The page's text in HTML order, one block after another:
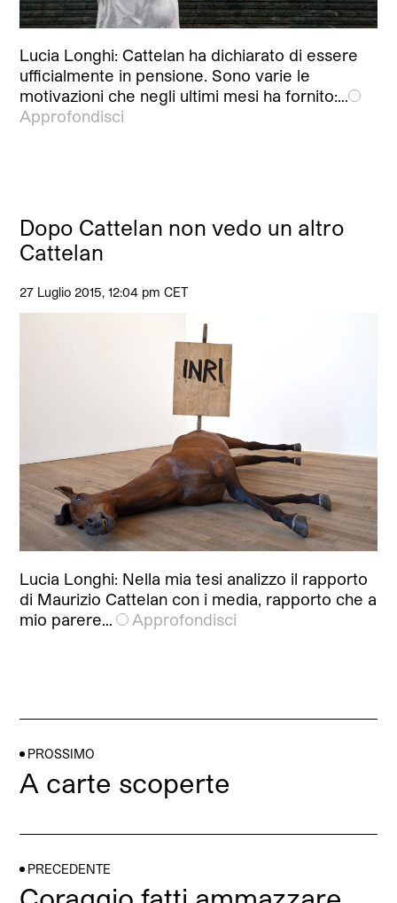
Lucia Longhi: Cattelan ha dichiarato di essere
ufficialmente in pensione. Sono varie le
motivazioni che negli ultimi mesi ha fornito:…
Approfondisci
Dopo Cattelan non vedo un altro
Cattelan
27 Luglio 2015, 12:04 pm CET
Lucia Longhi: Nella mia tesi analizzo il rapporto
di Maurizio Cattelan con i media, rapporto che a
mio parere…
Approfondisci
PROSSIMO
A carte scoperte
PRECEDENTE